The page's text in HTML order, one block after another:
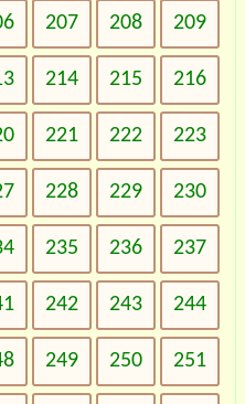
207 208 209
214 215 216
221 222 223
228 229 230
235 236 237
242 243 244
249 250 251